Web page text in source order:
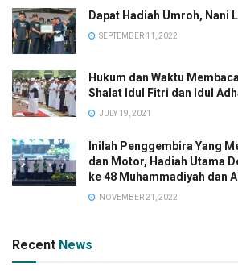
Dapat Hadiah Umroh, Nani
SEPTEMBER 11, 2022
Hukum dan Waktu
Shalat Idul Fitri dan Idul
JULY 19, 2021
Inilah Penggembira Yang
dan Motor, Hadiah Utama
ke 48 Muhammadiyah dan
NOVEMBER 21, 2022
Recent News